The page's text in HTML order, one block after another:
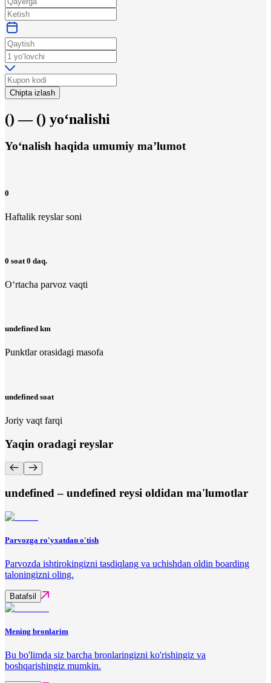
Chipta izlash
() — () yo‘nalishi
Yo‘nalish haqida umumiy ma’lumot
0
Haftalik reyslar soni
0 soat 0 daq.
O‘rtacha parvoz vaqti
undefined km
Punktlar orasidagi masofa
undefined soat
Joriy vaqt farqi
Yaqin oradagi reyslar
undefined – undefined reysi oldidan ma'lumotlar
Parvozga ro'yxatdan o'tish
Parvozda ishtirokingizni tasdiqlang va uchishdan oldin boarding
taloningizni oling.
Batafsil
Mening bronlarim
Bu bo'limda siz barcha bronlaringizni ko'rishingiz va
boshqarishingiz mumkin.